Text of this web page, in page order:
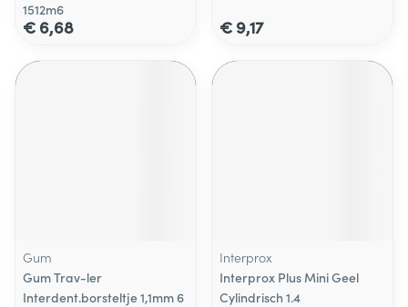
1512m6
€ 6,68 € 9,17
Gum
Gum Trav-ler
Interdent.borsteltje 1,1mm 6
Interprox
Interprox Plus Mini Geel
Cylindrisch 1.4